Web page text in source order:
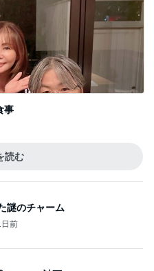
子の身長復活
前
のトウモロコシ
前